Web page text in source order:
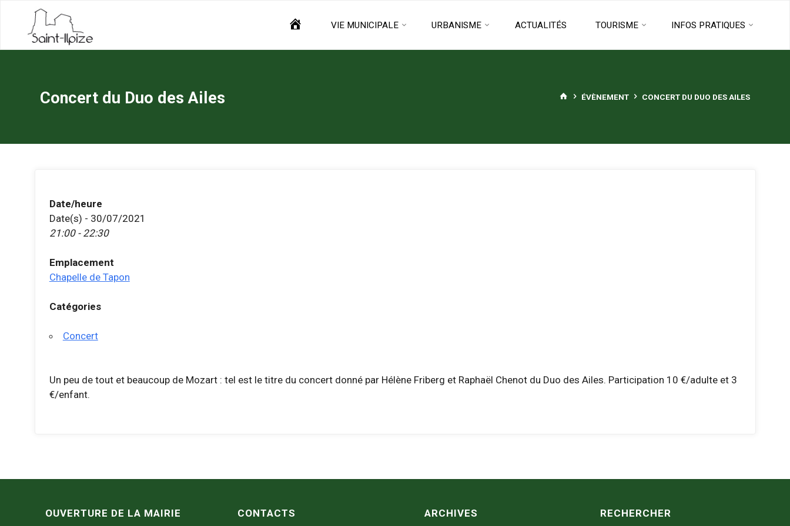
content
ACCUEILVIE MUNICIPALE URBANISME ACTUALITÉS TOURISME INFOS PRATIQUES
Concert du Duo des Ailes HOME
ÉVÈNEMENT CONCERT DU DUO DES AILES
Date/heure
Date(s) - 30/07/2021
21:00 - 22:30
Emplacement
Chapelle de Tapon
Catégories
Concert
Un peu de tout et beaucoup de Mozart : tel est le titre du concert donné par Hélène Friberg et Raphaël Chenot du Duo des Ailes. Participation 10 €/adulte et 3
€/enfant.
OUVERTURE DE LA MAIRIE CONTACTS ARCHIVES RECHERCHER